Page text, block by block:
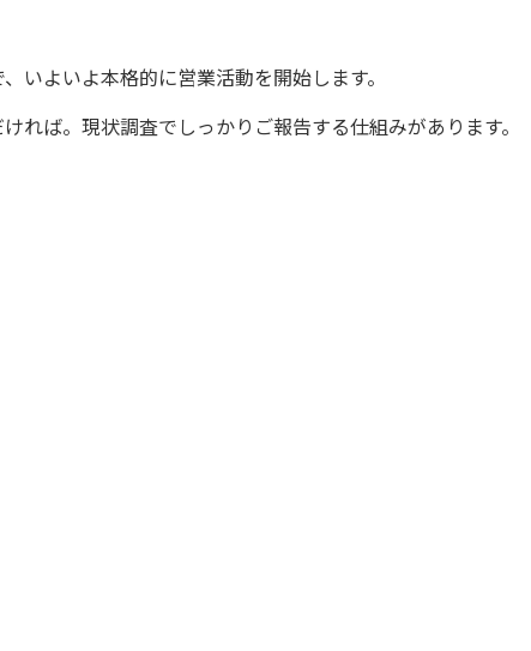
いよいよ本格的に営業活動を開始します。
れば。現状調査でしっかりご報告する仕組みがあります。